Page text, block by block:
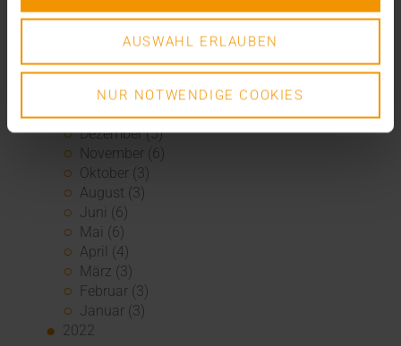
AUSWAHL ERLAUBEN
NUR NOTWENDIGE COOKIES
Mai (7)
März (1)
Februar (3)
Januar (4)
Dezember (5)
November (6)
Oktober (3)
August (3)
Juni (6)
Mai (6)
April (4)
März (3)
Februar (3)
Januar (3)
2022